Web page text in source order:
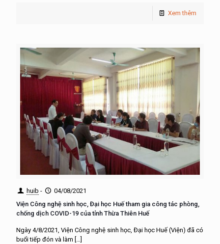
Xem thêm
huib -
04/08/2021
Viện Công nghệ sinh học, Đại học Huế tham gia công tác phòng,
chống dịch COVID-19 của tỉnh Thừa Thiên Huế
Ngày 4/8/2021, Viện Công nghệ sinh học, Đại học Huế (Viện) đã có
buổi tiếp đón và làm […]